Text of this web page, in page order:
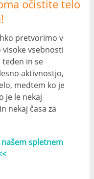
očistite telo
pretvorimo v
vsebnosti
teden in se
aktivnostjo,
medtem ko je
je le nekaj
nekaj časa za
našem spletnem